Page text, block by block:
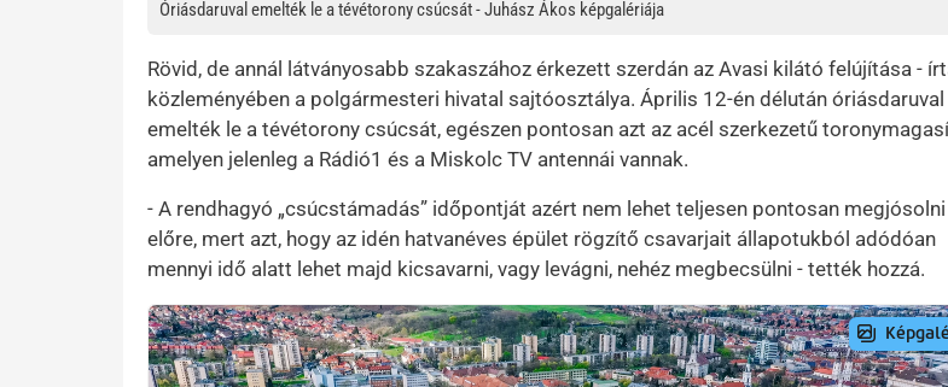
Óriásdaruval emelték le a tévétorony csúcsát - Juhász Ákos képgalériája
Rövid, de annál látványosabb szakaszához érkezett szerdán az Avasi kilátó felújítása -
közleményében a polgármesteri hivatal sajtóosztálya. Április 12-én délután óriásdaruval
emelték le a tévétorony csúcsát, egészen pontosan azt az acél szerkezetű
amelyen jelenleg a Rádió1 és a Miskolc TV antennái vannak.
- A rendhagyó „csúcstámadás” időpontját azért nem lehet teljesen pontosan megjósolni
előre, mert azt, hogy az idén hatvanéves épület rögzítő csavarjait állapotukból adódóan
mennyi idő alatt lehet majd kicsavarni, vagy levágni, nehéz megbecsülni - tették hozzá.
Preview Image